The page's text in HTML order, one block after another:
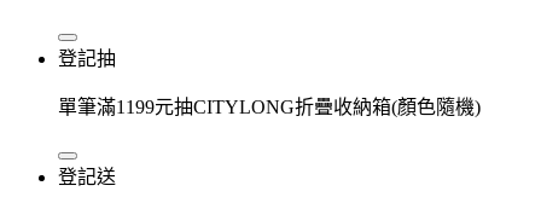
登記抽
單筆滿1199元抽CITYLONG折疊收納箱(顏色隨機)
登記送